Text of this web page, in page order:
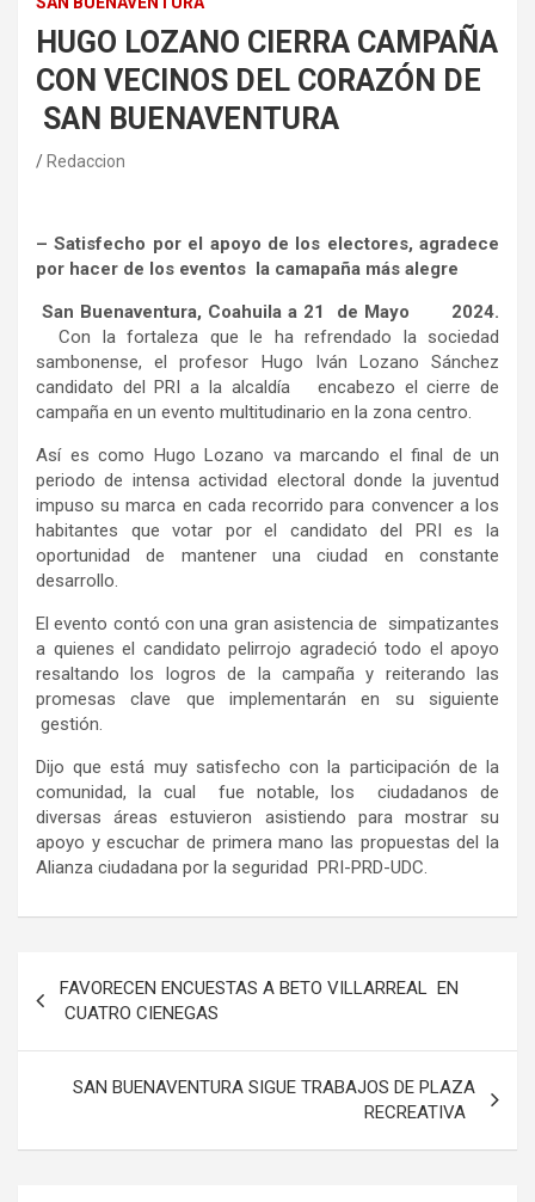
HUGO LOZANO CIERRA CAMPAÑA
CON VECINOS DEL CORAZÓN DE
SAN BUENAVENTURA
Redaccion
– Satisfecho por el apoyo de los electores, agradece
por hacer de los eventos la camapaña más alegre
San Buenaventura, Coahuila a 21 de Mayo 2024.
Con la fortaleza que le ha refrendado la sociedad
sambonense, el profesor Hugo Iván Lozano Sánchez
candidato del PRI a la alcaldía encabezo el cierre de
campaña en un evento multitudinario en la zona centro.
Así es como Hugo Lozano va marcando el final de un
periodo de intensa actividad electoral donde la juventud
impuso su marca en cada recorrido para convencer a los
habitantes que votar por el candidato del PRI es la
oportunidad de mantener una ciudad en constante
desarrollo.
El evento contó con una gran asistencia de simpatizantes
a quienes el candidato pelirrojo agradeció todo el apoyo
resaltando los logros de la campaña y reiterando las
promesas clave que implementarán en su siguiente
gestión.
Dijo que está muy satisfecho con la participación de la
comunidad, la cual fue notable, los ciudadanos de
diversas áreas estuvieron asistiendo para mostrar su
apoyo y escuchar de primera mano las propuestas del la
Alianza ciudadana por la seguridad PRI-PRD-UDC.
de
entradas
FAVORECEN ENCUESTAS A BETO VILLARREAL EN
CUATRO CIENEGAS
SAN BUENAVENTURA SIGUE TRABAJOS DE PLAZA
RECREATIVA